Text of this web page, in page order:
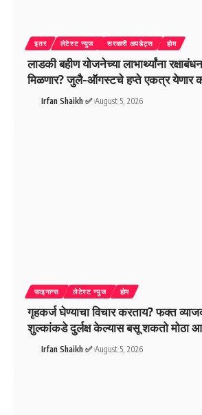
इतर लेटेस्ट न्युज सरकारी अपडेट्स होम
लाडकी बहीण योजनेच्या लाभार्थ्यांना
मिळणार? जुलै-ऑगस्टचे हप्ते एकत्र येणार
Irfan Shaikh ✅ August 5, 2026
फाइनान्स लेटेस्ट न्युज होम
गृहकर्ज घेण्याचा विचार करताय? फक्त
शुल्कांकडे दुर्लक्ष केल्यास बसू शकतो मोठा
Irfan Shaikh ✅ August 5, 2026